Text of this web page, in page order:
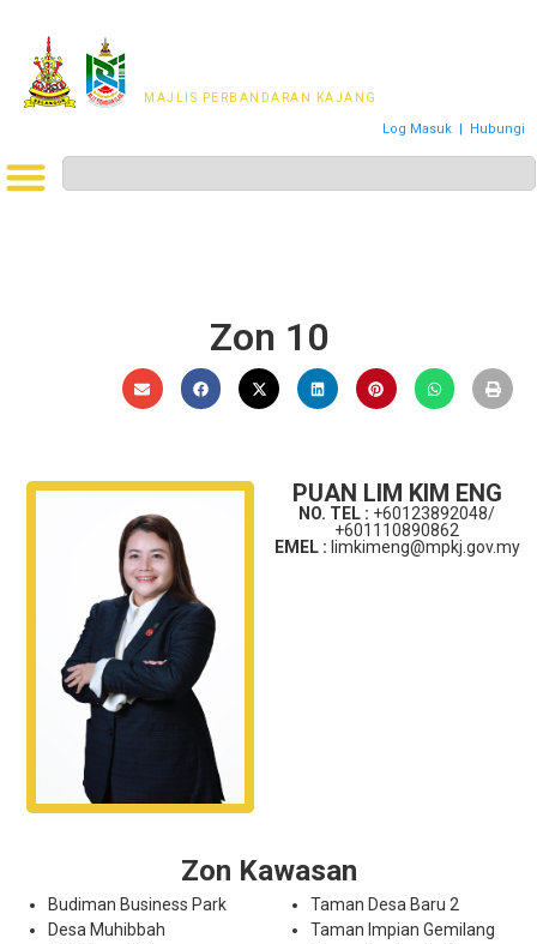
MAJLIS PERBANDARAN KAJANG
Log Masuk | Hubungi
Zon 10
PUAN LIM KIM ENG
NO. TEL : +60123892048/
+601110890862
EMEL : limkimeng@mpkj.gov.my
Zon Kawasan
Budiman Business Park
Desa Muhibbah
Taman Desa Baru 2
Taman Impian Gemilang